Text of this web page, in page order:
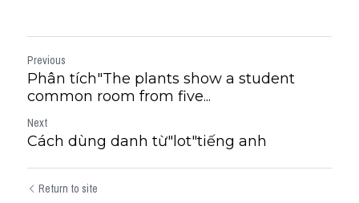
Previous
Phân tích"The plants show a student
common room from five...
Next
Cách dùng danh từ"lot"tiếng anh
Return to site